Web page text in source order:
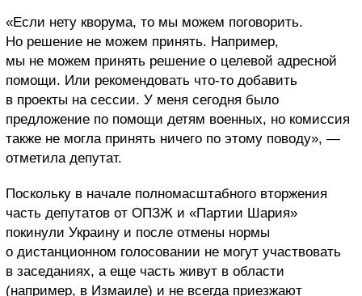
«Если нету кворума, то мы можем поговорить.
Но решение не можем принять. Например,
мы не можем принять решение о целевой адресной
помощи. Или рекомендовать что-то добавить
в проекты на сессии. У меня сегодня было
предложение по помощи детям военных, но комиссия
также не могла принять ничего по этому поводу», —
отметила депутат.
Поскольку в начале полномасштабного вторжения
часть депутатов от ОПЗЖ и «Партии Шария»
покинули Украину и после отмены нормы
о дистанционном голосовании не могут участвовать
в заседаниях, а еще часть живут в области
(например, в Измаиле) и не всегда приезжают